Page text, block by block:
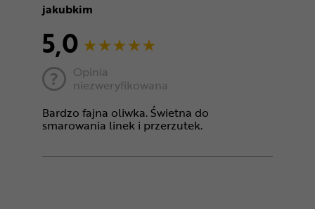
jakubkim
5,0
Opinia
niezweryfikowana
Bardzo fajna oliwka. Świetna do
smarowania linek i przerzutek.